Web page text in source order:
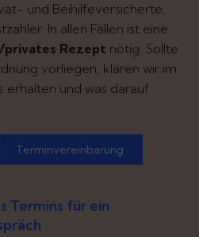
und Beihilfeversicherte,
In allen Fällen ist eine
Rezept nötig. Sollte
vorliegen, klären wir im
erhalten und was darauf
Terminvereinbarung
Termins für ein